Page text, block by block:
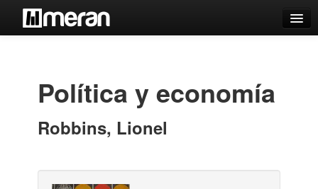
Estantes Virtuales
Contacto
Política y economía
Robbins, Lionel